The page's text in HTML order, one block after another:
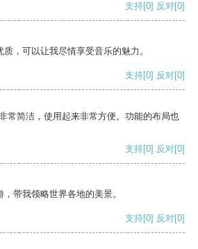
支持[0] 反对[0]
，可以让我尽情享受音乐的魅力。
支持[0] 反对[0]
常简洁，使用起来非常方便。功能的布局也
支持[0] 反对[0]
带我领略世界各地的美景。
支持[0] 反对[0]